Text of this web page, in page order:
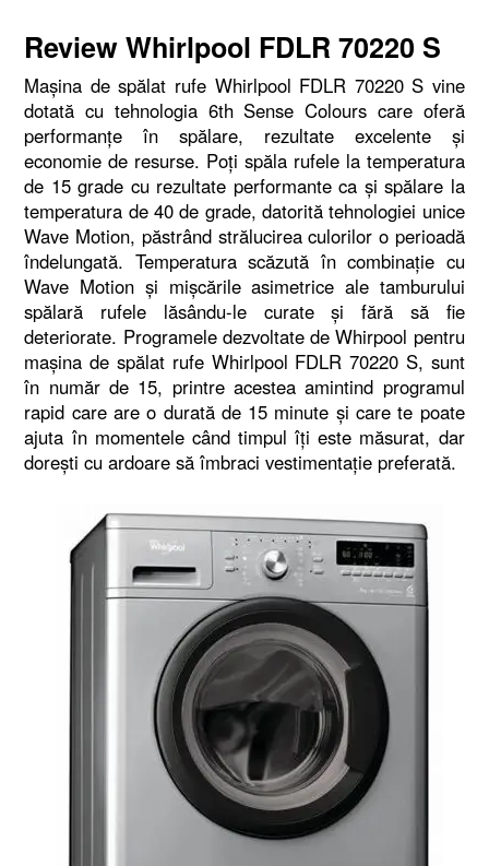
Review Whirlpool FDLR 70220 S
Maşina de spălat rufe Whirlpool FDLR 70220 S vine
dotată cu tehnologia 6th Sense Colours care oferă
performanţe în spălare, rezultate excelente şi
economie de resurse. Poţi spăla rufele la temperatura
de 15 grade cu rezultate performante ca şi spălare la
temperatura de 40 de grade, datorită tehnologiei unice
Wave Motion, păstrând strălucirea culorilor o perioadă
îndelungată. Temperatura scăzută în combinaţie cu
Wave Motion şi mişcările asimetrice ale tamburului
spălară rufele lăsându-le curate şi fără să fie
deteriorate. Programele dezvoltate de Whirpool pentru
maşina de spălat rufe Whirlpool FDLR 70220 S, sunt
în număr de 15, printre acestea amintind programul
rapid care are o durată de 15 minute şi care te poate
ajuta în momentele când timpul îţi este măsurat, dar
doreşti cu ardoare să îmbraci vestimentaţie preferată.